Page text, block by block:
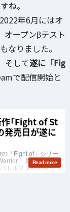
ね。
年6月にはオ
オープンβテスト
なりました。
そして遂に「Fig
で配信開始と